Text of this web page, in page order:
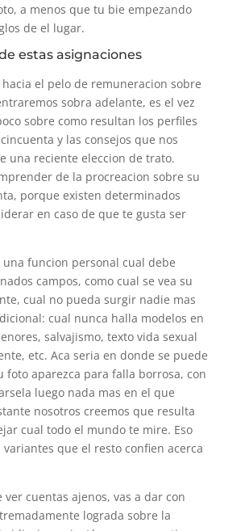
a menos que tu bie empezando
de el lugar.
estas asignaciones
el pelo de remuneracion sobre
sobra adelante, es el vez
sobre como resultan los perfiles
y las consejos que nos
una reciente eleccion de trato.
de la procreacion sobre su
porque existen determinados
en caso de que te gusta ser
una funcion personal cual debe
campos, como cual se vea su
cual no pueda surgir nadie mas
cual nunca halla modelos en
salvajismo, texto vida sexual
etc. Aca seri­a en donde se puede
foto aparezca para falla borrosa, con
luego nada mas en el que
nosotros creemos que resulta
cual todo el mundo te mire. Eso
que el resto confien acerca
ver cuentas ajenos, vas a dar con
lograda sobre la